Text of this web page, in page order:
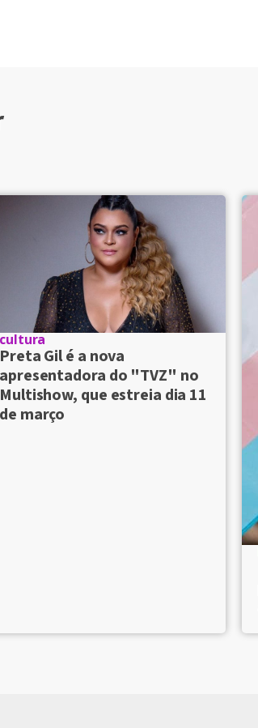
cultura
Preta Gil é a nova
apresentadora do "TVZ" no
Multishow, que estreia dia 11
de março